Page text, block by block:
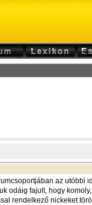
az utóbbi
odáig fajult, hogy
rendelkező nickeket